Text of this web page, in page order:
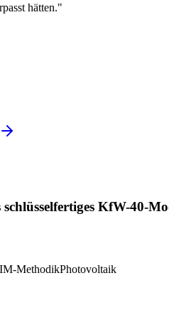
hätten."
KfW-40-
MethodikPhotovoltaik